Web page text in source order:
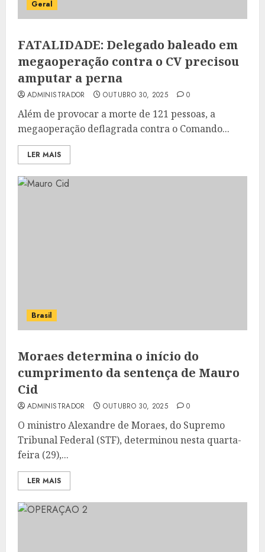
Geral
FATALIDADE: Delegado baleado em
megaoperação contra o CV precisou
amputar a perna
ADMINISTRADOR OUTUBRO 30, 2025 0
Além de provocar a morte de 121 pessoas, a
megaoperação deflagrada contra o Comando...
LER MAIS
Brasil
Moraes determina o início do
cumprimento da sentença de Mauro
Cid
ADMINISTRADOR OUTUBRO 30, 2025 0
O ministro Alexandre de Moraes, do Supremo
Tribunal Federal (STF), determinou nesta quarta-
feira (29),...
LER MAIS